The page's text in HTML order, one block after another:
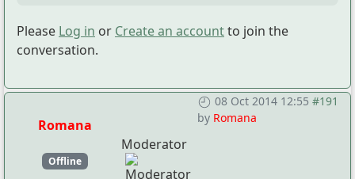
Please Log in or Create an accountto join the
conversation.
08 Oct 2014 12:55 #191
by Romana
Romana
Offline
Moderator